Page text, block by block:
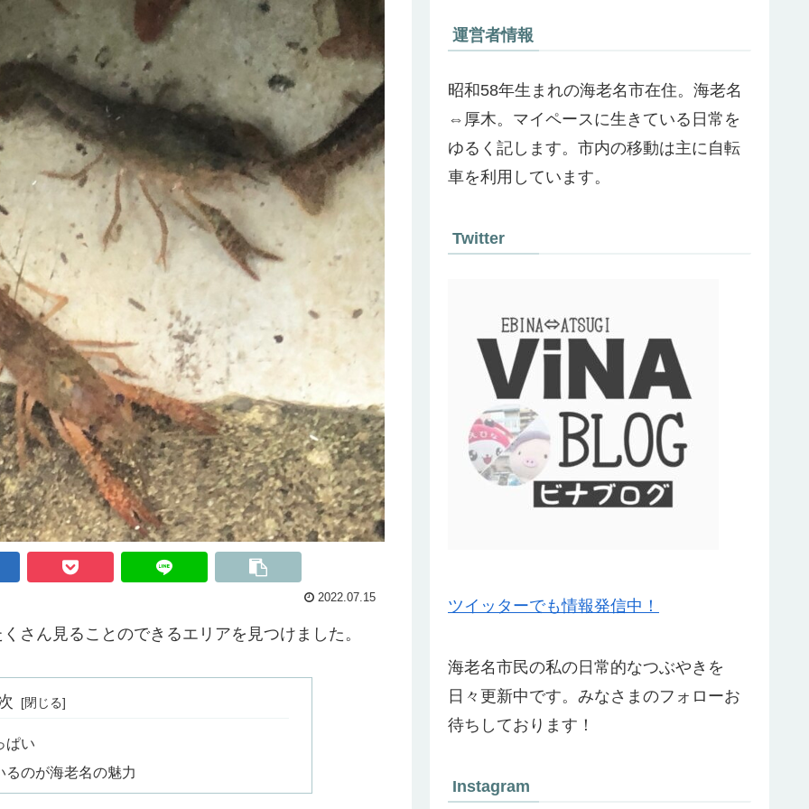
2022.07.15
さん見ることのできるエリアを見つけました。
ぱい
のが海老名の魅力
運営者情報
昭和58年生まれの海老名市在住。海老名
⇔厚木。マイペースに生きている日常を
ゆるく記します。市内の移動は主に自転
車を利用しています。
Twitter
ツイッターでも情報発信中！
海老名市民の私の日常的なつぶやきを
日々更新中です。みなさまのフォローお
待ちしております！
Instagram